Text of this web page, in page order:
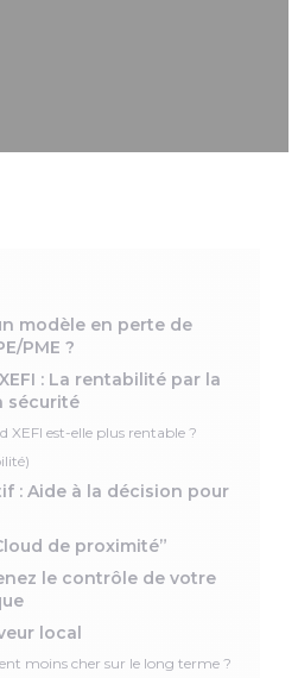
modèle en perte de
PME ?
: La rentabilité par la
sécurité
XEFI est-elle plus rentable ?
: Aide à la décision pour
de proximité”
le contrôle de votre
local
moins cher sur le long terme ?